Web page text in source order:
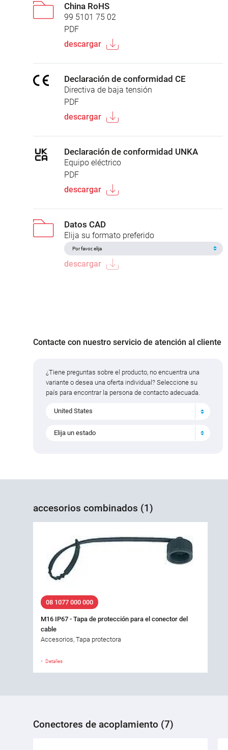
China RoHS
99 5101 75 02
PDF
descargar
Declaración de conformidad CE
Directiva de baja tensión
PDF
descargar
Declaración de conformidad UNKA
Equipo eléctrico
PDF
descargar
Datos CAD
Elija su formato preferido
descargar
Contacte con nuestro servicio de atención al cliente
¿Tiene preguntas sobre el producto, no encuentra una
variante o desea una oferta individual? Seleccione su
país para encontrar la persona de contacto adecuada.
United States
Elija un estado
accesorios combinados (1)
08 1077 000 000
M16 IP67 - Tapa de protección para el conector del
cable
Accesorios, Tapa protectora
Detalles
Conectores de acoplamiento (7)